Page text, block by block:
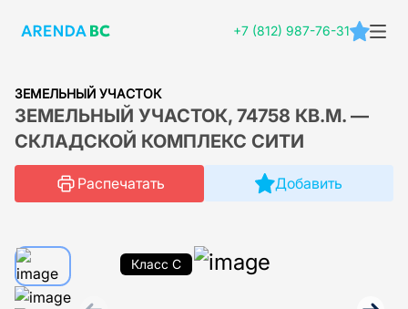
+7 (812) 987-76-31
ЗЕМЕЛЬНЫЙ УЧАСТОК
ЗЕМЕЛЬНЫЙ УЧАСТОК, 74758 КВ.М. —
СКЛАДСКОЙ КОМПЛЕКС СИТИ
Распечатать Добавить
Класс C